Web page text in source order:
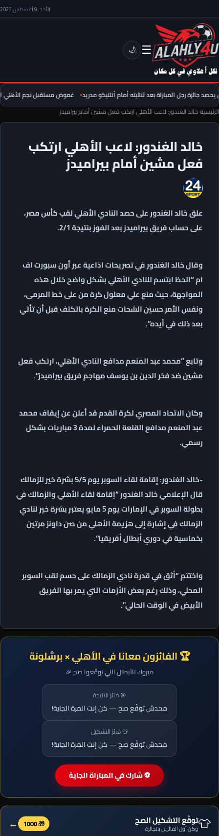
الأحد، 9 أغسطس 2026
☰
🌙
جائزة رجل المباراة بعد ثنائيته أمام أتلتيكو مدريد
غموض مستقبل نجم الأهلي
الرئيسية›خالد الغندور: لاعب الأهلي ارتكب فعل مشين أمام بيراميدز
خالد الغندور: لاعب الأهلي ارتكب
فعل مشين أمام بيراميدز
علق خالد الغندور على حصد النادي الأهلي لقب كأس مصر،
على حساب فريق بيراميدز بعد الفوز بنتيجة 2/1.
وقال خالد الغندور في تصريحات اذاعية عبر أون سبورت اف
ام “الحظ ابتسم للنادي الأهلي بشكل واضح خلال هذه
المواجهة، حيث منع علي معلول كرة من على خط المرمى،
ونفس الأمر حسين الشحات منع الكرة بالكتف قبل أن تأتي
بعد ذلك في أيده”.
وتابع “محمد عبد المنعم مدافع النادي الأهلي، ارتكب فعل
مشين ضد فخر الدين بن يوسف مهاجم فريق بيراميدز”.
وكان الاتحاد المصري لكرة القدم قد أعلن عن إيقاف محمد
عبد المنعم مدافع القلعة الحمراء لمدة 3 مباريات بشكل
رسمي.
-خالد الغندور: إقامة لقاء السوبر يوم 5/5 بشرة خير للزمالك
قال الإعلامي خالد الغندور “إقامة لقاء الأهلي والزمالك في
بطولة السوبر في الإمارات يوم 5 مايو يعتبر بشرة خير لنادي
الزمالك في إشارة إلى هزيمة الأهلي من صن داونز مرتين
بخماسية في دوري أبطال أفريقيا”.
واختتم “أثق في قدرة نادي الزمالك على حسم لقب السوبر
المحلي، وذلك رغم بعض الأزمات التي يمر بها الفريق
الأبيض في الوقت الحالي”.
🏆 الفائزون معانا في الأهلي × برشلونة
مبروك للأبطال اللي توقّعوا صح 🎉
🎯 فائز النتيجة
محدش توقّع صح — كن إنت المرة الجاية!
👕 فائز التشكيل
محدش توقّع صح — كن إنت المرة الجاية!
⚽ شارك في المباراة الجاية
👕توقّع التشكيل الصح
وكن أول الفائزين بالجائزة 🎁 1000
←